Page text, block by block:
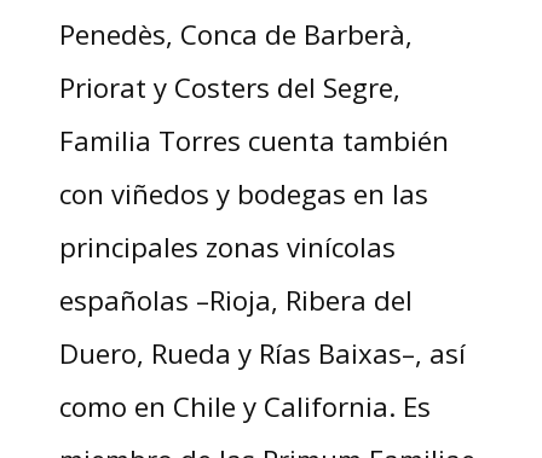
Penedès, Conca de Barberà,
Priorat y Costers del Segre,
Familia Torres cuenta también
con viñedos y bodegas en las
principales zonas vinícolas
españolas –Rioja, Ribera del
Duero, Rueda y Rías Baixas–, así
como en Chile y California. Es